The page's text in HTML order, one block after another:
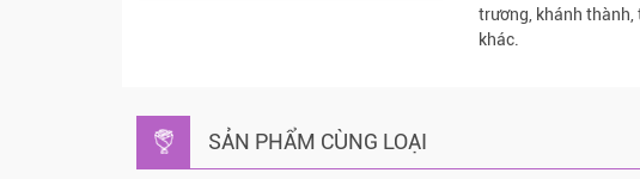
trương, khánh thành,
khác.
SẢN PHẨM CÙNG LOẠI